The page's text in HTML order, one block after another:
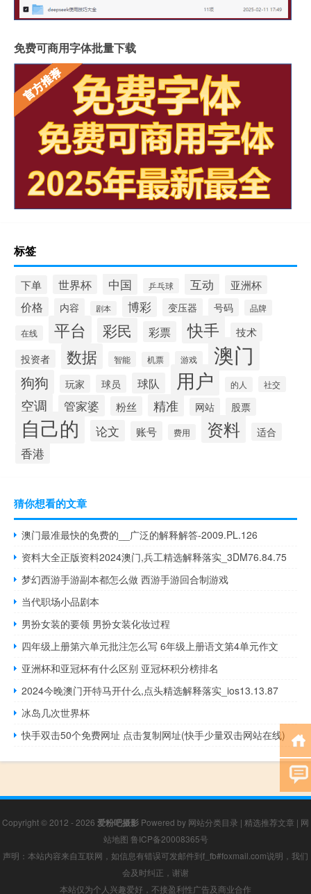
免费可商用字体批量下载
标签
下单 世界杯 中国 乒乓球 互动 亚洲杯
价格 内容 剧本 博彩 变压器 号码 品牌
在线 平台 彩民 彩票 快手 技术
投资者 数据 智能 机票 游戏 澳门
狗狗 玩家 球员 球队 用户 的人 社交
空调 管家婆 粉丝 精准 网站 股票
自己的 论文 账号 费用 资料 适合
香港
猜你想看的文章
澳门最准最快的免费的__广泛的解释解答-2009.PL.126
资料大全正版资料2024澳门,兵工精选解释落实_3DM76.84.75
梦幻西游手游副本都怎么做 西游手游回合制游戏
当代职场小品剧本
男扮女装的要领 男扮女装化妆过程
四年级上册第六单元批注怎么写 6年级上册语文第4单元作文
亚洲杯和亚冠杯有什么区别 亚冠杯积分榜排名
2024今晚澳门开特马开什么,点头精选解释落实_ios13.13.87
冰岛几次世界杯
快手双击50个免费网址 点击复制网址(快手少量双击网站在线)
Copyright © 2012 - 2026 爱粉吧摄影 Powered by 网站分类目录 | 精选推荐文章 | 网
站地图 鲁ICP备20008365号
声明：本站内容来自互联网，如信息有错误可发邮件到f_fb#foxmail.com说明，我们
会及时纠正，谢谢
本站仅为个人兴趣爱好，不接盈利性广告及商业合作